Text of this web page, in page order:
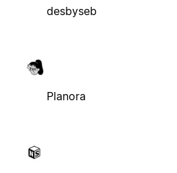
desbyseb
Planora